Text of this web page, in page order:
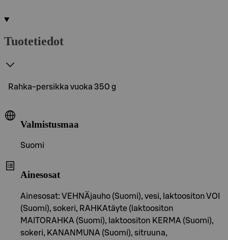
Tuotetiedot
Rahka-persikka vuoka 350 g
Valmistusmaa
Suomi
Ainesosat
Ainesosat: VEHNÄjauho (Suomi), vesi, laktoositon VOI
(Suomi), sokeri, RAHKAtäyte (laktoositon
MAITORAHKA (Suomi), laktoositon KERMA (Suomi),
sokeri, KANANMUNA (Suomi), sitruuna,